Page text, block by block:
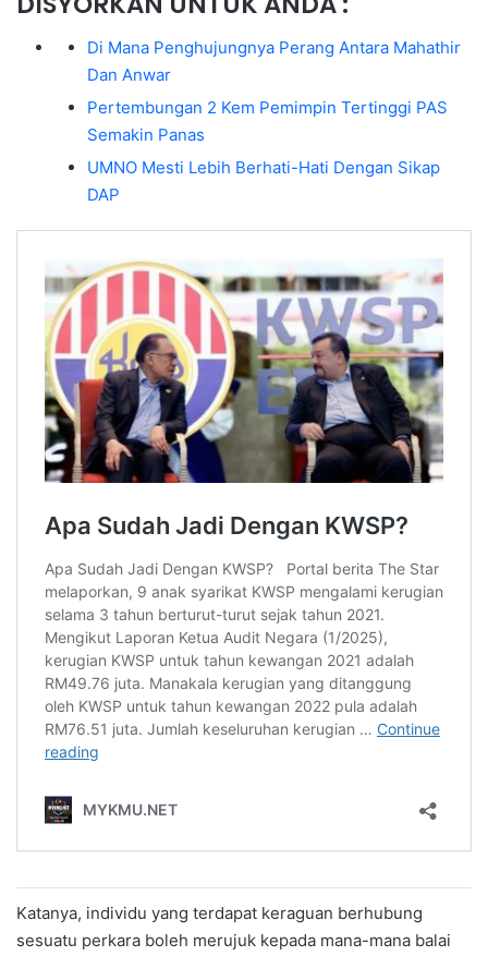
Di Mana Penghujungnya Perang Antara Mahathir
Dan Anwar
Pertembungan 2 Kem Pemimpin Tertinggi PAS
Semakin Panas
UMNO Mesti Lebih Berhati-Hati Dengan Sikap
DAP
Katanya, individu yang terdapat keraguan berhubung
sesuatu perkara boleh merujuk kepada mana-mana balai